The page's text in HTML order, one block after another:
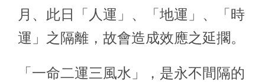
月、此日「人運」、「地運」、「時
運」之隔離，故會造成效應之延擱。
「一命二運三風水」，是永不間隔的